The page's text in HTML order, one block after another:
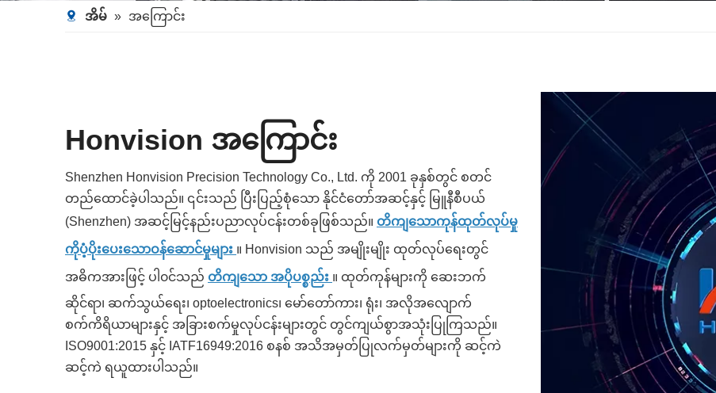
အိမ် » အကြောင်း
Honvision အကြောင်း
Shenzhen Honvision Precision Technology Co., Ltd. ကို 2001 ခုနှစ်တွင် စတင်
တည်ထောင်ခဲ့ပါသည်။ ၎င်းသည် ပြီးပြည့်စုံသော နိုင်ငံတော်အဆင့်နှင့် မြူနီစီပယ်
(Shenzhen) အဆင့်မြင့်နည်းပညာလုပ်ငန်းတစ်ခုဖြစ်သည်။ တိကျသောကုန်ထုတ်လုပ်မှု
ကိုပံ့ပိုးပေးသောဝန်ဆောင်မှုများ ။ Honvision သည် အမျိုးမျိုး ထုတ်လုပ်ရေးတွင်
အဓိကအားဖြင့် ပါ၀င်သည် တိကျသော အပိုပစ္စည်း ။ ထုတ်ကုန်များကို ဆေးဘက်
ဆိုင်ရာ၊ ဆက်သွယ်ရေး၊ optoelectronics၊ မော်တော်ကား၊ ရုံး၊ အလိုအလျောက်
စက်ကိရိယာများနှင့် အခြားစက်မှုလုပ်ငန်းများတွင် တွင်ကျယ်စွာအသုံးပြုကြသည်။
ISO9001:2015 နှင့် IATF16949:2016 စနစ် အသိအမှတ်ပြုလက်မှတ်များကို ဆင့်ကဲ
ဆင့်ကဲ ရယူထားပါသည်။